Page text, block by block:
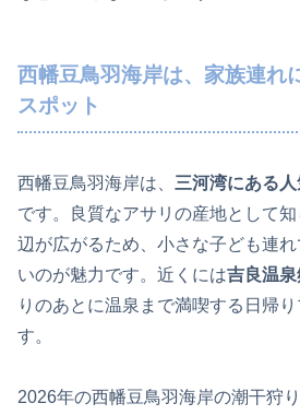
西幡豆鳥羽海岸は、家族連れ
スポット
西幡豆鳥羽海岸は、 三河湾にある
です。良質なアサリの産地として
辺が広がるため、小さな子ども連
いのが魅力です。近くには吉良温泉
りのあとに温泉まで満喫する日帰
す。
2026年の西幡豆鳥羽海岸の潮干狩り